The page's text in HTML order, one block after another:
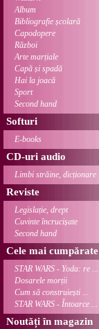
Album
Bibliografie școlară
Capodopere
Război
Arte marțiale
Capă și spadă
Hai la joacă
Sport
Second hand
Softuri
E-books
CD-uri audio
Limbi străine, dicționare
Reviste
Legislație, drept
Cuvinte încrucișate
Second hand
Cele mai cumpărate
STAR WARS - Yoda: re ...
Dosarele morții
Cum să construiești ...
STAR WARS - Întoarce ...
Noutăți în magazin